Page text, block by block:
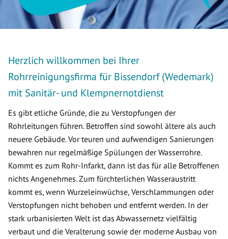
Herzlich willkommen bei Ihrer
Rohrreinigungsfirma für Bissendorf (Wedemark)
mit Sanitär- und Klempnernotdienst
Es gibt etliche Gründe, die zu Verstopfungen der
Rohrleitungen führen. Betroffen sind sowohl ältere als auch
neuere Gebäude. Vor teuren und aufwendigen Sanierungen
bewahren nur regelmäßige Spülungen der Wasserrohre.
Kommt es zum Rohr-Infarkt, dann ist das für alle Betroffenen
nichts Angenehmes. Zum fürchterlichen Wasseraustritt
kommt es, wenn Wurzeleinwüchse, Verschlammungen oder
Verstopfungen nicht behoben und entfernt werden. In der
stark urbanisierten Welt ist das Abwassernetz vielfältig
verbaut und die Veralterung sowie der moderne Ausbau von